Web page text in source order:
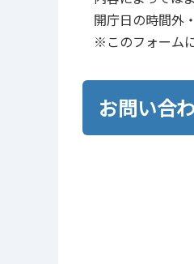
開庁日の時間外
※このフォーム
お問い合